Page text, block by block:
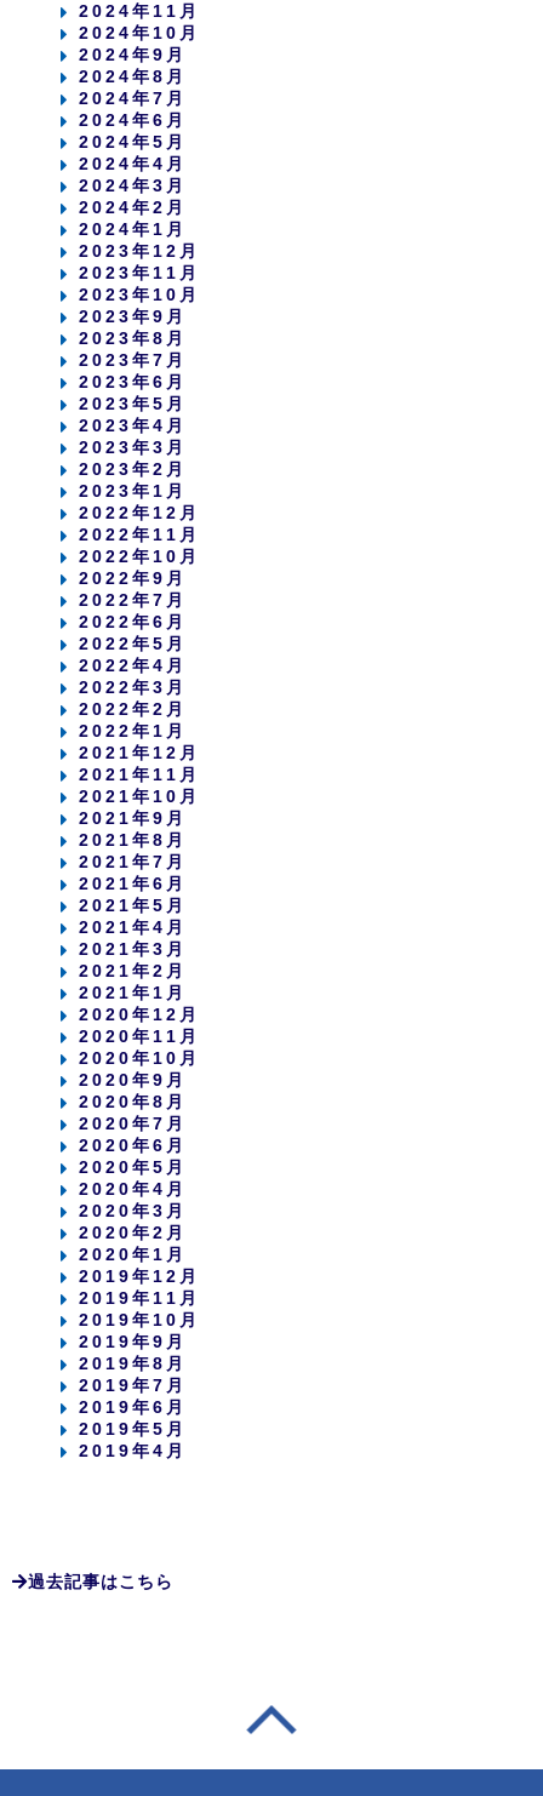
2024年11月
2024年10月
2024年9月
2024年8月
2024年7月
2024年6月
2024年5月
2024年4月
2024年3月
2024年2月
2024年1月
2023年12月
2023年11月
2023年10月
2023年9月
2023年8月
2023年7月
2023年6月
2023年5月
2023年4月
2023年3月
2023年2月
2023年1月
2022年12月
2022年11月
2022年10月
2022年9月
2022年7月
2022年6月
2022年5月
2022年4月
2022年3月
2022年2月
2022年1月
2021年12月
2021年11月
2021年10月
2021年9月
2021年8月
2021年7月
2021年6月
2021年5月
2021年4月
2021年3月
2021年2月
2021年1月
2020年12月
2020年11月
2020年10月
2020年9月
2020年8月
2020年7月
2020年6月
2020年5月
2020年4月
2020年3月
2020年2月
2020年1月
2019年12月
2019年11月
2019年10月
2019年9月
2019年8月
2019年7月
2019年6月
2019年5月
2019年4月
過去記事はこちら